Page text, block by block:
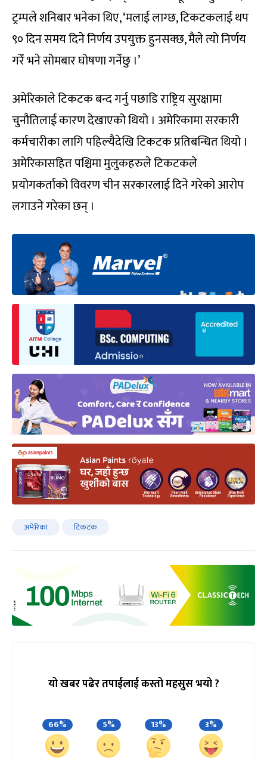
ट्रम्पले शनिबार भनेका थिए, ‘मलाई लाग्छ, टिकटकलाई थप
९० दिन समय दिने निर्णय उपयुक्त हुनसक्छ, मैले त्यो निर्णय
गरेँ भने सोमबार घोषणा गर्नेछु ।’
अमेरिकाले टिकटक बन्द गर्नु पछाडि राष्ट्रिय सुरक्षामा
चुनौतिलाई कारण देखाएको थियो । अमेरिकामा सरकारी
कर्मचारीका लागि पहिल्यैदेखि टिकटक प्रतिबन्धित थियो ।
अमेरिकासहित पश्चिमा मुलुकहरुले टिकटकले
प्रयोगकर्ताको विवरण चीन सरकारलाई दिने गरेको आरोप
लगाउने गरेका छन् ।
अमेरिका टिकटक
यो खबर पढेर तपाईलाई कस्तो महसुस भयो ?
66% 5% 13% 3%